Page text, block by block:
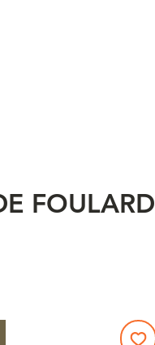
FOULARD